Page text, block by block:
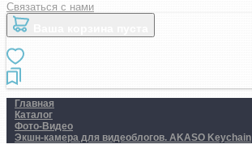
Связаться с нами
Главная
Каталог
Фото-Видео
Экшн-камера для видеоблогов. AKASO Keychain